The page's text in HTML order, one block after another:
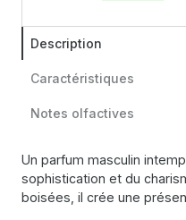
Description
Caractéristiques
Notes olfactives
Un parfum masculin
sophistication et du
boisées, il crée une